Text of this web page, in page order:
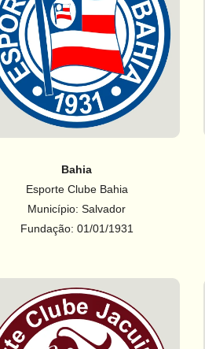
Bahia
Esporte Clube Bahia
Município: Salvador
Fundação: 01/01/1931